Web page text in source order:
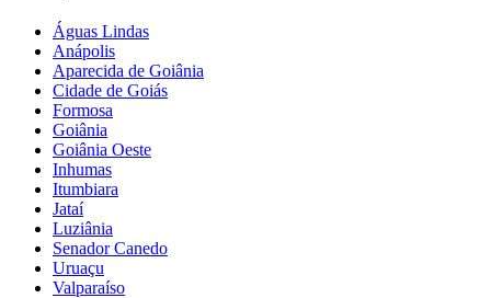
Águas Lindas
Anápolis
Aparecida de Goiânia
Cidade de Goiás
Formosa
Goiânia
Goiânia Oeste
Inhumas
Itumbiara
Jataí
Luziânia
Senador Canedo
Uruaçu
Valparaíso